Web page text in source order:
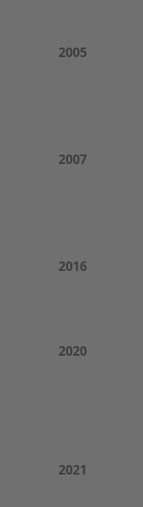
2005
2007
2016
2020
2021